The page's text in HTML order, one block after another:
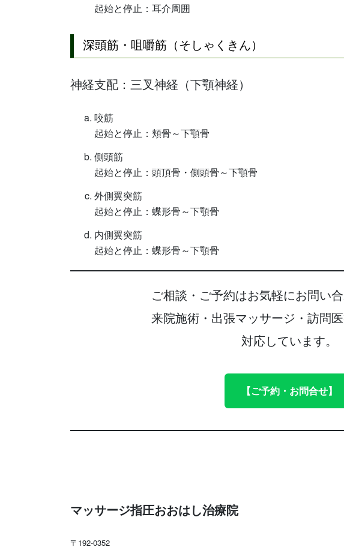
起始と停止：耳介周囲
深頭筋・咀嚼筋（そしゃくきん）
神経支配：三叉神経（下顎神経）
咬筋
起始と停止：頬骨～下顎骨
側頭筋
起始と停止：頭頂骨・側頭骨～下顎骨
外側翼突筋
起始と停止：蝶形骨～下顎骨
内側翼突筋
起始と停止：蝶形骨～下顎骨
ご相談・ご予約はお気軽にお問い合
来院施術・出張マッサージ・訪問
対応しています。
【ご予約・お問合せ】
マッサージ指圧おおはし治療院
〒192-0352